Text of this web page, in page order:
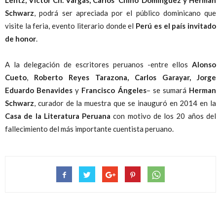
Schwarz, podrá ser apreciada por el público dominicano que
visite la feria, evento literario donde el Perú es el país invitado
de honor.
A la delegación de escritores peruanos -entre ellos Alonso
Cueto, Roberto Reyes Tarazona, Carlos Garayar, Jorge
Eduardo Benavides y Francisco Ángeles– se sumará Herman
Schwarz, curador de la muestra que se inauguró en 2014 en la
Casa de la Literatura Peruanacon motivo de los 20 años del
fallecimiento del más importante cuentista peruano.